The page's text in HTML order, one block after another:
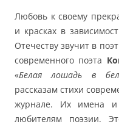
Любовь к своему
и красках в
Отечеству звучит в
современного поэта
«Белая лошадь в
рассказам стихи
журнале. Их имена и
любителям поэзии.